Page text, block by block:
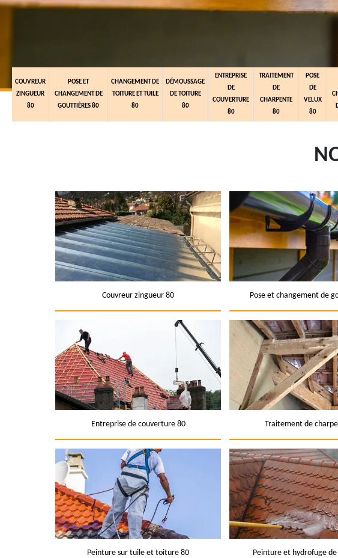
COUVREUR
ZINGUEUR
80
POSE ET
CHANGEMENT DE
GOUTTIÈRES 80
CHANGEMENT DE
TOITURE ET TUILE
80
DÉMOUSSAGE
DE TOITURE
80
ENTREPRISE
DE
COUVERTURE
80
TRAITEMENT
DE
CHARPENTE
80
POSE
DE
VELUX
80
Couvreur zingueur 80 Pose et changement de
Entreprise de couverture 80 Traitement de
Peinture sur tuile et toiture 80 Peinture et hydrofuge